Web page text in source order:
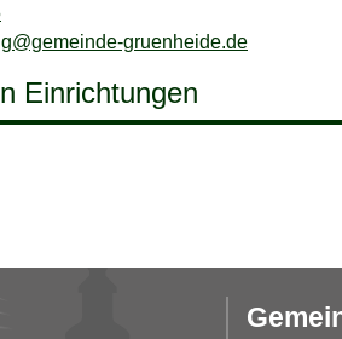
gruenheide.de
Einrichtungen